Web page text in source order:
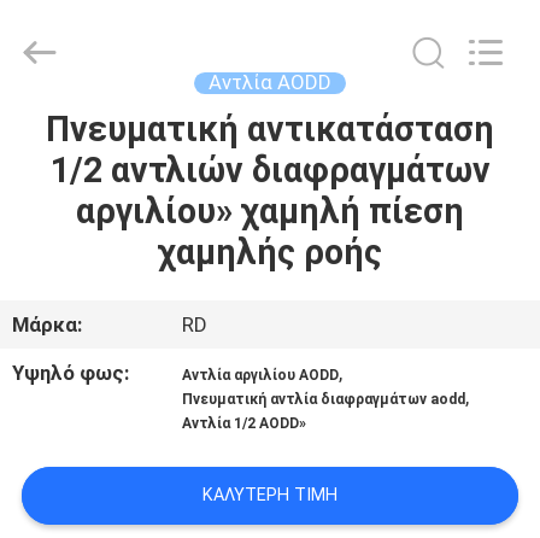
ΑΡΧΙΚΉ
ΣΕΛΊΔΑ
ΠΡΟΪΌΝΤΑ
ΒΊΝΤΕΟ
ΕΜΆΣ
CONVEYOR
Αντλία AODD
Πνευματική αντικατάσταση
1/2 αντλιών διαφραγμάτων
αργιλίου» χαμηλή πίεση
χαμηλής ροής
Μάρκα:
RD
Υψηλό φως:
Αντλία αργιλίου AODD,
Πνευματική αντλία διαφραγμάτων aodd ,
Αντλία 1/2 AODD»
ΚΑΛΎΤΕΡΗ ΤΙΜΉ